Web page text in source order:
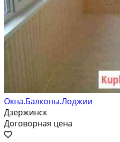
Окна.Балконы.Лоджии
Дзержинск
Договорная цена